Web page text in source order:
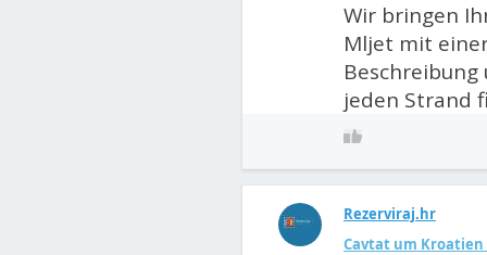
Wir bringen
Mljet mit
jeden Strand
Rezerviraj.hr
Cavtat um Kroatien